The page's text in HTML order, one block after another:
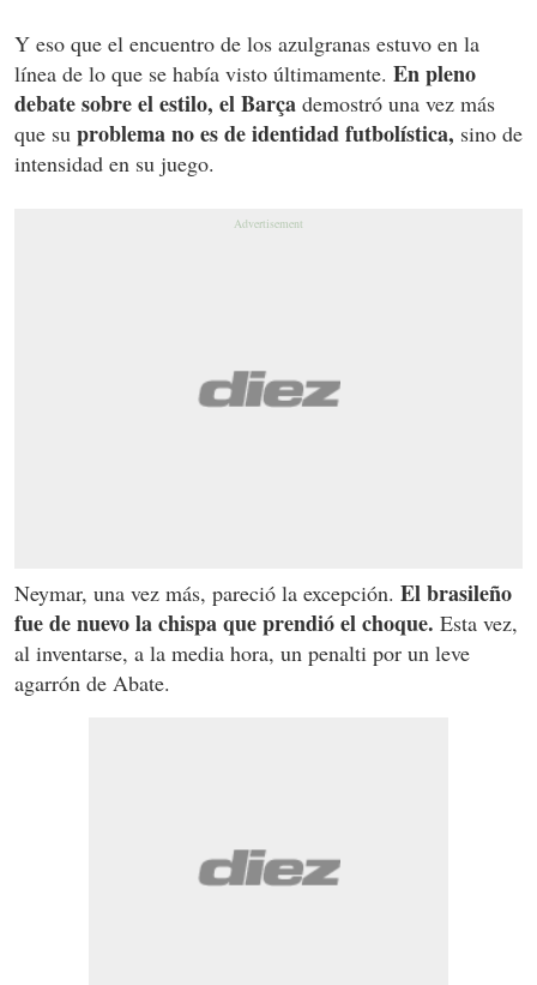
Y eso que el encuentro de los azulgranas estuvo en la
línea de lo que se había visto últimamente. En pleno
debate sobre el estilo, el Barça demostró una vez más
que su problema no es de identidad futbolística, sino de
intensidad en su juego.
Neymar, una vez más, pareció la excepción. El brasileño
fue de nuevo la chispa que prendió el choque. Esta vez,
al inventarse, a la media hora, un penalti por un leve
agarrón de Abate.